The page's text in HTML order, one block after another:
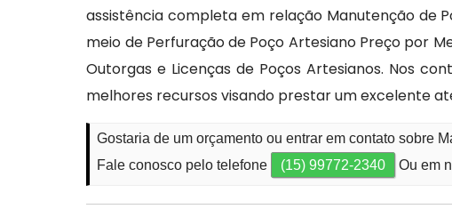
assistência completa em relação Manutenção de
meio de Perfuração de Poço Artesiano Preço por
Outorgas e Licenças de Poços Artesianos. Nos
melhores recursos visando prestar um excelente
Gostaria de um orçamento ou entrar em contato sobre
Fale conosco pelo telefone
(15) 99772-2340 Ou em